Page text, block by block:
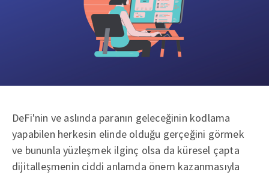
DeFi'nin ve aslında paranın geleceğinin kodlama
yapabilen herkesin elinde olduğu gerçeğini görmek
ve bununla yüzleşmek ilginç olsa da küresel çapta
dijitalleşmenin ciddi anlamda önem kazanmasıyla